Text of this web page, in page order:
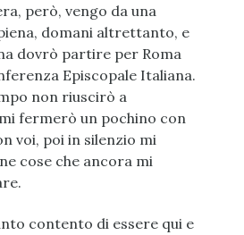
però, vengo da una
domani altrettanto, e
dovrò partire per Roma
Episcopale Italiana.
non riuscirò a
fermerò un pochino con
voi, poi in silenzio mi
cose che ancora mi
contento di essere qui e